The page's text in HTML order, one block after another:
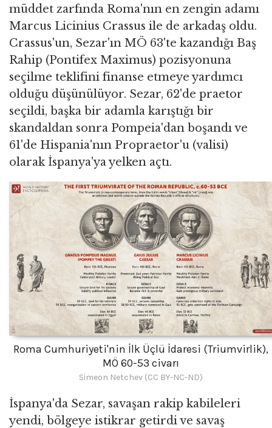
müddet zarfında Roma'nın en zengin adamı
Marcus Licinius Crassus ile de arkadaş oldu.
Crassus'un, Sezar'ın MÖ 63'te kazandığı Baş
Rahip (Pontifex Maximus) pozisyonuna
seçilme teklifini finanse etmeye yardımcı
olduğu düşünülüyor. Sezar, 62'de praetor
seçildi, başka bir adamla karıştığı bir
skandaldan sonra Pompeia'dan boşandı ve
61'de Hispania'nın Propraetor'u (valisi)
olarak İspanya'ya yelken açtı.
Roma Cumhuriyeti'nin İlk Üçlü İdaresi (Triumvirlik),
MÖ 60-53 civarı
Simeon Netchev (CC BY-NC-ND)
İspanya'da Sezar, savaşan rakip kabileleri
yendi, bölgeye istikrar getirdi ve savaş